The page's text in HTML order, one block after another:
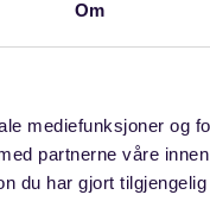
Om
mediefunksjoner og
partnerne våre innen
du har gjort
av sokkelen
selvstendig
eller